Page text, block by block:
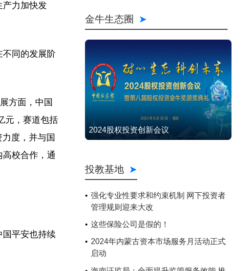
产力加快发
同的发展阶
方面，中国
元，赛道包括
度，并与国
校合作，通
平安也持续
金牛生态圈
2024股权投资创新会议
投教基地
强化专业性要求和约束机制 网下投资者
管理规则迎来大改
这些保险公司是假的！
2024年内蒙古资本市场服务月活动正式
启动